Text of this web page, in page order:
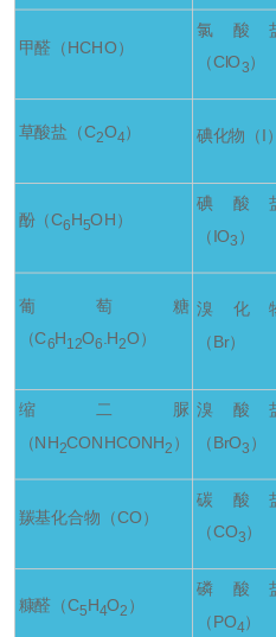
甲醛（HCHO）
氯酸
（ClO3）
草酸盐（C2O4） 碘化物（I）
酚（C6H5OH）
碘酸
（IO3 ）
葡萄糖
（C6H12O6 .H2O）
溴化
（Br）
缩二脲
（NH2CONHCONH2 ）
溴酸
（BrO3 ）
羰基化合物（CO）
碳酸
（CO3）
糠醛（C5H4O2 ）
磷酸
（PO4）